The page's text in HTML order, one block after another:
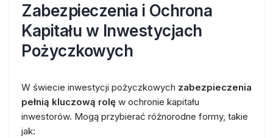
Zabezpieczenia i Ochrona
Kapitału w Inwestycjach
Pożyczkowych
W świecie inwestycji pożyczkowych zabezpieczenia
pełnią kluczową rolę w ochronie kapitału
inwestorów. Mogą przybierać różnorodne formy, takie
jak: